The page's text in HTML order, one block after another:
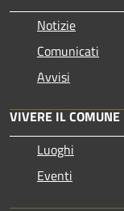
Notizie
Comunicati
Avvisi
VIVERE IL COMUNE
Luoghi
Eventi